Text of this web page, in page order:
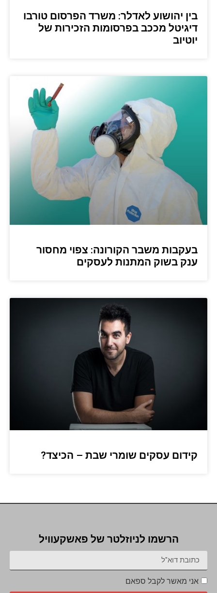
בין יהושוע לאדלר: משרד הפרסום טורבו
דיגיטל מככב בפרסומות הזכירות של
יוטיוב
בעקבות משבר הקורונה: צפוי מחסור
ענק בשוק המתנות לעסקים
קידום עסקים שומרי שבת – הכיצד?
הרשמו לניוזלטר של פאשקעוויל
אני מאשר לקבל ספאם